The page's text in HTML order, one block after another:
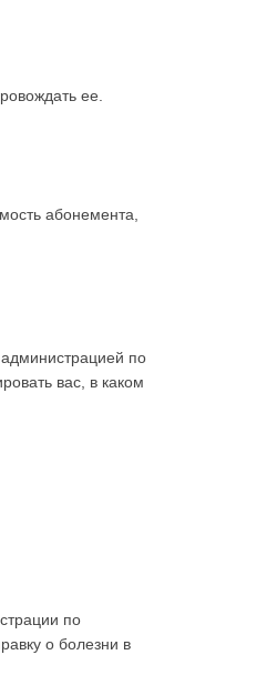
ее.
абонемента,
администрацией по
вас, в каком
по
о болезни в